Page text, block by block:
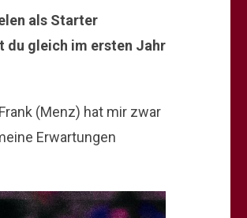
als Starter
du gleich im ersten Jahr
(Menz) hat mir zwar
Erwartungen